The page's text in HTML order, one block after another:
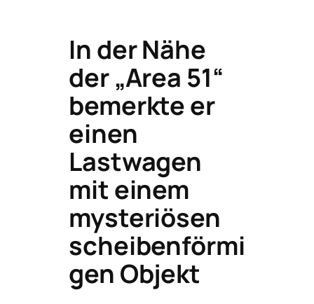
In der Nähe
der „Area 51“
bemerkte er
einen
Lastwagen
mit einem
mysteriösen
scheibenförmi
gen Objekt